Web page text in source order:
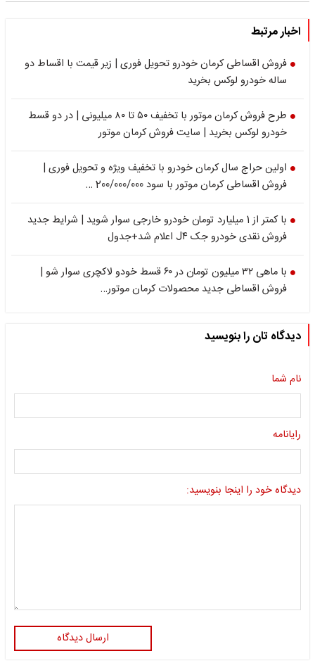
اخبار مرتبط
فروش اقساطی کرمان خودرو تحویل فوری | زیر قیمت با اقساط دو
ساله خودرو لوکس بخرید
طرح فروش کرمان موتور با تخفیف ۵۰ تا ۸۰ میلیونی | در دو قسط
خودرو لوکس بخرید | سایت فروش کرمان موتور
اولین حراج سال کرمان خودرو با تخفیف ویژه و تحویل فوری |
فروش اقساطی کرمان موتور با سود 200/000/000 …
با کمتر از 1 میلیارد تومان خودرو خارجی سوار شوید | شرایط جدید
فروش نقدی خودرو جک J۴ اعلام شد+جدول
با ماهی ۳۲ میلیون تومان در ۶۰ قسط خودو لاکچری سوار شو |
فروش اقساطی جدید محصولات کرمان موتور…
دیدگاه تان را بنویسید
نام شما
رایانامه
دیدگاه خود را اینجا بنویسید:
ارسال دیدگاه